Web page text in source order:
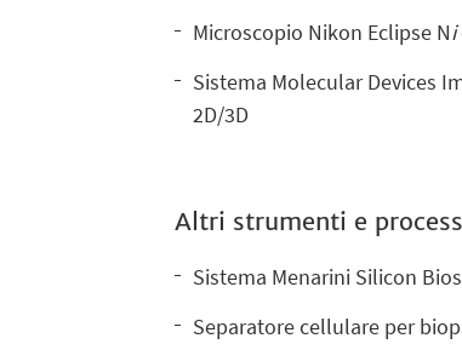
Microscopio Nikon Eclipse Ni
Sistema Molecular Devices
2D/3D
Altri strumenti e
Sistema Menarini Silicon
Separatore cellulare per